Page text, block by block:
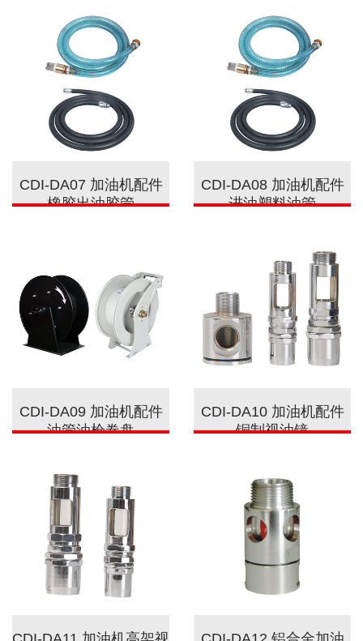
CDI-DA07 加油机配件
橡胶出油胶管
CDI-DA08 加油机配件
进油塑料油管
CDI-DA09 加油机配件
油管油枪卷盘
CDI-DA10 加油机配件
铜制视油镜